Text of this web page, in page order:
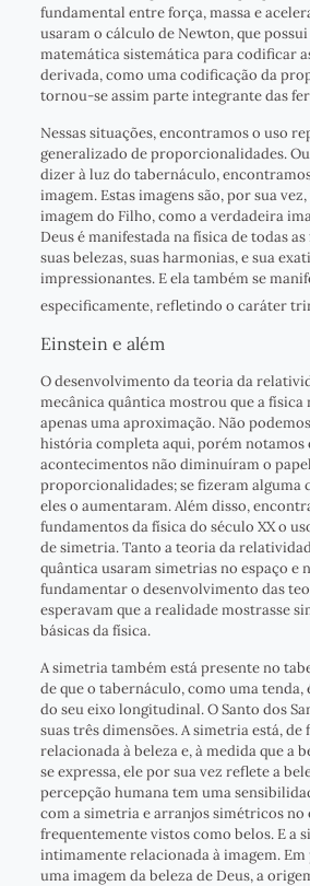
fundamental entre força, massa e
usaram o cálculo de Newton, que
matemática sistemática para codificar
derivada, como uma codificação da
tornou-se assim parte integrante das
Nessas situações, encontramos o uso
generalizado de proporcionalidades.
dizer à luz do tabernáculo,
imagem. Estas imagens são, por sua
imagem do Filho, como a verdadeira
Deus é manifestada na física de todas
suas belezas, suas harmonias, e sua
impressionantes. E ela também se
especificamente, refletindo o caráter
Einstein e além
O desenvolvimento da teoria da
mecânica quântica mostrou que a física
apenas uma aproximação. Não
história completa aqui, porém notamos
acontecimentos não diminuíram o
proporcionalidades; se fizeram alguma
eles o aumentaram. Além disso,
fundamentos da física do século XX o
de simetria. Tanto a teoria da
quântica usaram simetrias no espaço e
fundamentar o desenvolvimento das
esperavam que a realidade mostrasse
básicas da física.
A simetria também está presente no
de que o tabernáculo, como uma
do seu eixo longitudinal. O Santo dos
suas três dimensões. A simetria está,
relacionada à beleza e, à medida que a
se expressa, ele por sua vez reflete a
percepção humana tem uma
com a simetria e arranjos simétricos no
frequentemente vistos como belos. E a
intimamente relacionada à imagem.
uma imagem da beleza de Deus, a